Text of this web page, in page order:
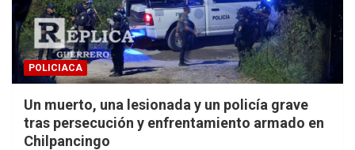
POLICIACA
Un muerto, una lesionada y un policía grave
tras persecución y enfrentamiento armado en
Chilpancingo